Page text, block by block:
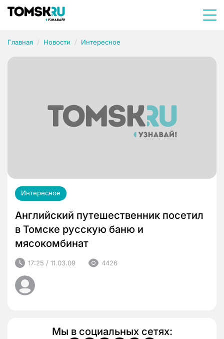
Главная Новости Интересное
Интересное
Английский путешественник посетил
в Томске русскую баню и
мясокомбинат
17:25 / 11.03.09 4426
Мы в социальных сетях: